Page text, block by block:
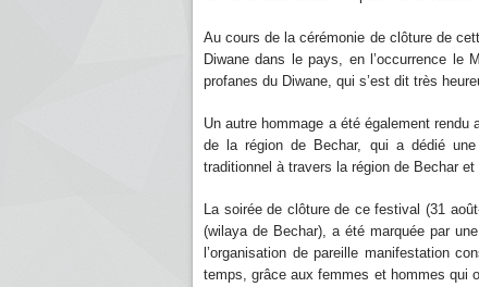
Au cours de la cérémonie de clôture de
Diwane dans le pays, en l’occurrence le
profanes du Diwane, qui s’est dit très
Un autre hommage a été également
de la région de Bechar, qui a dédié
traditionnel à travers la région de Bechar et
La soirée de clôture de ce festival (31
(wilaya de Bechar), a été marquée par
l’organisation de pareille manifestation
temps, grâce aux femmes et hommes qui